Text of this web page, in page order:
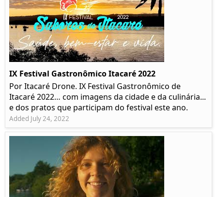
IX Festival Gastronômico Itacaré 2022
Por Itacaré Drone. IX Festival Gastronômico de
Itacaré 2022… com imagens da cidade e da culinária...
e dos pratos que participam do festival este ano.
Added July 24, 2022